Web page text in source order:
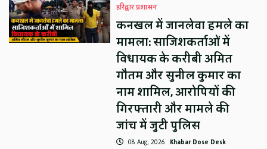
हरिद्वार प्रशासन
कनखल में जानलेवा हमले का
मामला: साजिशकर्ताओं में
विधायक के करीबी अमित
गौतम और सुनील कुमार का
नाम शामिल, आरोपियों की
गिरफ्तारी और मामले की
जांच में जुटी पुलिस
08 Aug, 2026 Khabar Dose Desk